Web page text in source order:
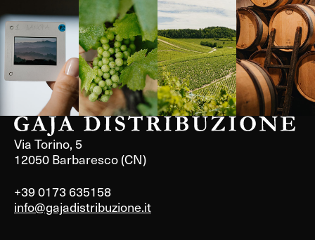
Borgogna,
Francia
Borgogna,
Francia
Instagram
Via Torino, 5
12050 Barbaresco (CN)
+39 0173 635158
info@gajadistribuzione.it